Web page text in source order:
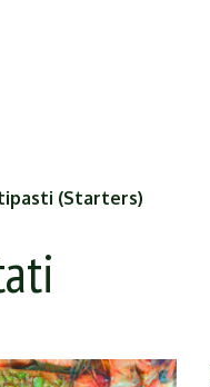
(Starters)